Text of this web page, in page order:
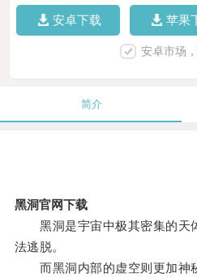
安卓下载 苹果
安卓市场
简介
黑洞官网下载
黑洞是宇宙中极其密集的天
法逃脱。
而黑洞内部的虚空则更加神